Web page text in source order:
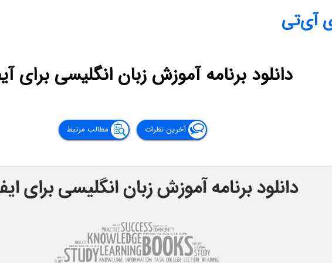
آی‌تی
دانلود برنامه آموزش زبان انگلیسی برای
آخرین نظرات مطالب مرتبط